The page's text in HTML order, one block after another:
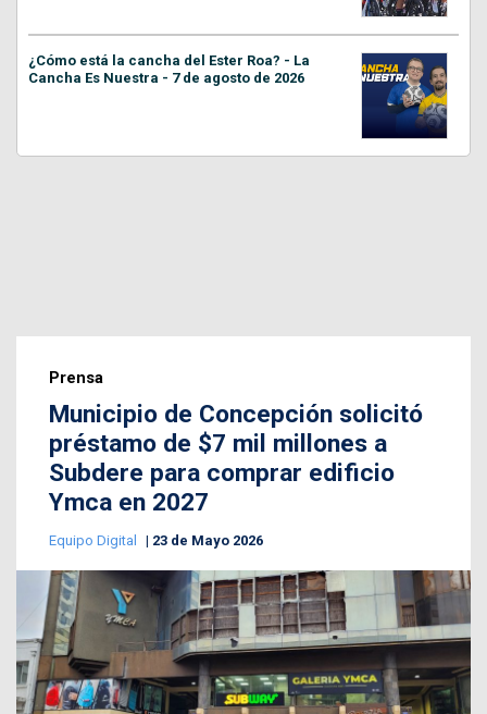
¿Cómo está la cancha del Ester Roa? - La
Cancha Es Nuestra - 7 de agosto de 2026
Prensa
Municipio de Concepción solicitó
préstamo de $7 mil millones a
Subdere para comprar edificio
Ymca en 2027
Equipo Digital 23 de Mayo 2026